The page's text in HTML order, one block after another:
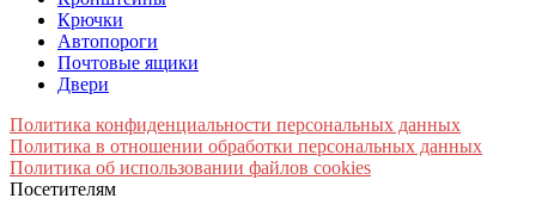
Крючки
Автопороги
Почтовые ящики
Двери
Политика конфиденциальности персональных данных
Политика в отношении обработки персональных данных
Политика об использовании файлов cookies
Посетителям